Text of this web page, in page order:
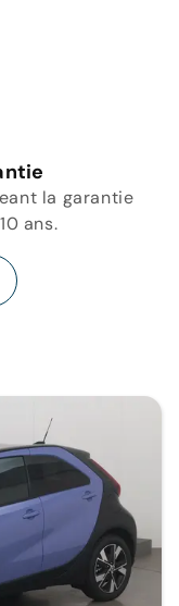
la garantie
ans.